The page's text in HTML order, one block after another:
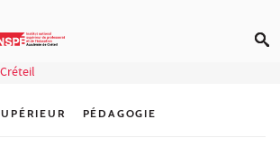
PÉDAGOGIE